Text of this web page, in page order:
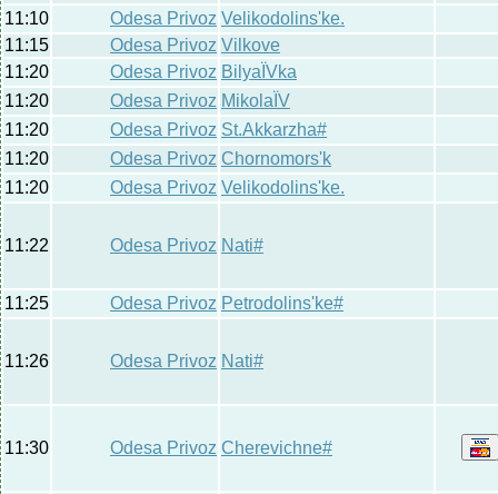
11:10
Odesa Privoz Velikodolins'ke.
11:15
Odesa Privoz Vilkove
11:20
Odesa Privoz BilyaЇVka
11:20
Odesa Privoz MikolaЇV
11:20
Odesa Privoz St.Akkarzha#
11:20
Odesa Privoz Chornomors'k
11:20
Odesa Privoz Velikodolins'ke.
11:22 Odesa Privoz Nati#
11:25 Odesa Privoz Petrodolins'ke#
11:26 Odesa Privoz Nati#
11:30 Odesa Privoz Cherevichne#